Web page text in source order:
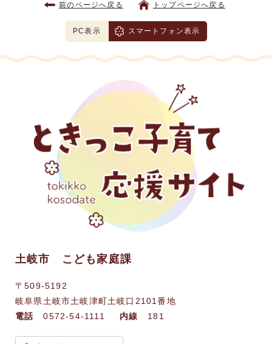
前のページへ戻る トップページへ戻る
PC表示 スマートフォン表示
土岐市 こども家庭課
〒509-5192
岐阜県土岐市土岐津町土岐口2101番地
電話
0572-54-1111 内線 181